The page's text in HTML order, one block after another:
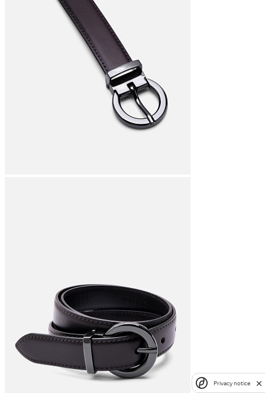
Privacy notice